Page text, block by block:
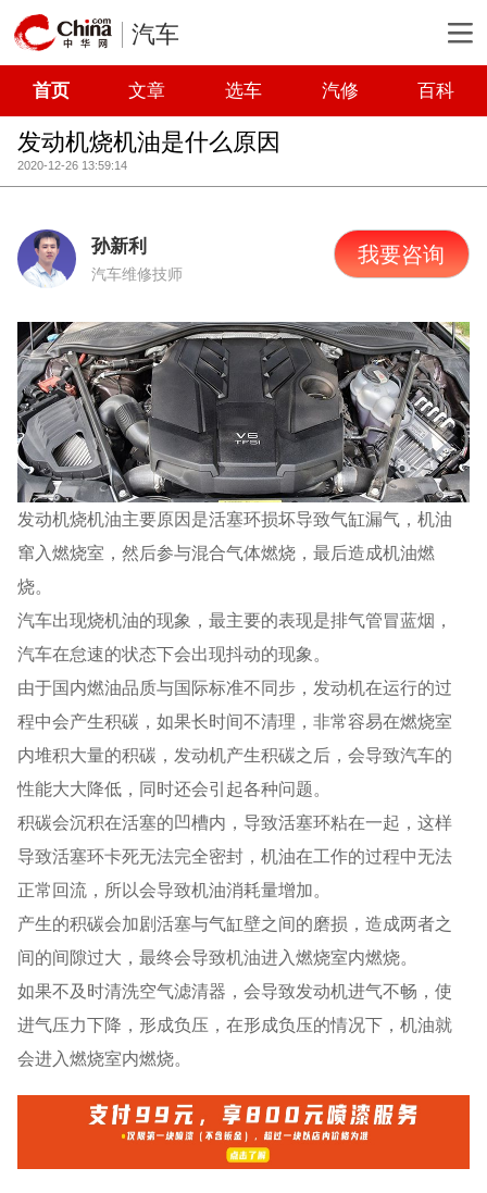
汽车
首页 文章 选车 汽修 百科
发动机烧机油是什么原因
2020-12-26 13:59:14
孙新利
汽车维修技师
我要咨询
发动机烧机油主要原因是活塞环损坏导致气缸漏气，机油
窜入燃烧室，然后参与混合气体燃烧，最后造成机油燃
烧。
汽车出现烧机油的现象，最主要的表现是排气管冒蓝烟，
汽车在怠速的状态下会出现抖动的现象。
由于国内燃油品质与国际标准不同步，发动机在运行的过
程中会产生积碳，如果长时间不清理，非常容易在燃烧室
内堆积大量的积碳，发动机产生积碳之后，会导致汽车的
性能大大降低，同时还会引起各种问题。
积碳会沉积在活塞的凹槽内，导致活塞环粘在一起，这样
导致活塞环卡死无法完全密封，机油在工作的过程中无法
正常回流，所以会导致机油消耗量增加。
产生的积碳会加剧活塞与气缸壁之间的磨损，造成两者之
间的间隙过大，最终会导致机油进入燃烧室内燃烧。
如果不及时清洗空气滤清器，会导致发动机进气不畅，使
进气压力下降，形成负压，在形成负压的情况下，机油就
会进入燃烧室内燃烧。